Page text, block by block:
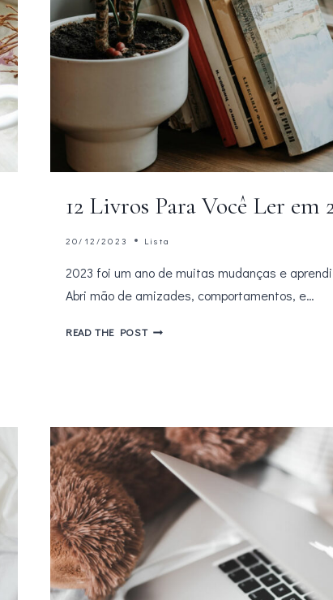
12 Livros Para Você Ler em
20/12/2023 Lista
2023 foi um ano de muitas mudanças e
Abri mão de amizades, comportamentos, e…
READ THE POST12
2024